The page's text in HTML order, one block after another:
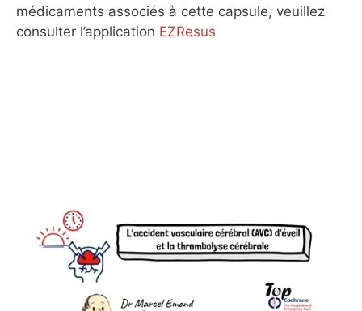
médicaments associés à cette capsule, veuillez
consulter l’application EZResus